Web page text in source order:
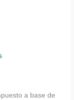
a base de